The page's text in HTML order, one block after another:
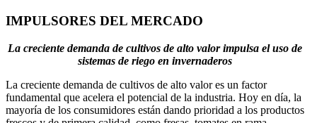
IMPULSORES DEL MERCADO
La creciente demanda de cultivos de alto valor impulsa el uso de
sistemas de riego en invernaderos
La creciente demanda de cultivos de alto valor es un factor
fundamental que acelera el potencial de la industria. Hoy en día, la
mayoría de los consumidores están dando prioridad a los productos